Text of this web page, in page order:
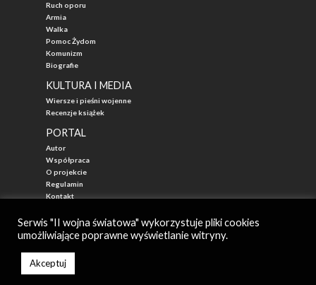
Ruch oporu
Armia
Walka
Pomoc Żydom
Komunizm
Biografie
KULTURA I MEDIA
Wiersze i pieśni wojenne
Recenzje książek
PORTAL
Autor
Współpraca
O projekcie
Regulamin
Kontakt
Autor: Mateusz Łabuz
Zarząd: Katarzyna Mika-Łabuz
Serwis "II wojna światowa" wykorzystuje pliki cookies
umożliwiające poprawne wyświetlanie witryny.
Akceptuj